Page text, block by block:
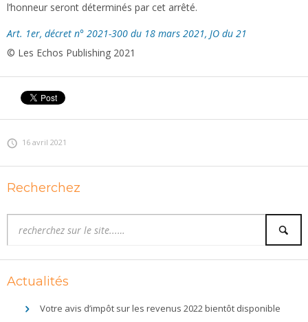
l’honneur seront déterminés par cet arrêté.
Art. 1er, décret n° 2021-300 du 18 mars 2021, JO du 21
© Les Echos Publishing 2021
16 avril 2021
Recherchez
Actualités
Votre avis d’impôt sur les revenus 2022 bientôt disponible